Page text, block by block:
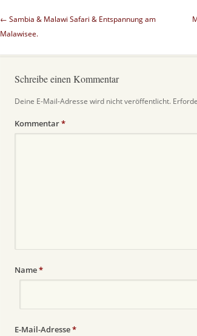
Beitragsnavigation
← Sambia & Malawi Safari & Entspannung am
Malawisee.
Schreibe einen Kommentar
Deine E-Mail-Adresse wird nicht veröffentlicht.
Kommentar*
Name*
E-Mail-Adresse*